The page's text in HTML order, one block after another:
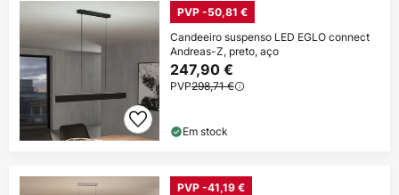
PVP -50,81 €
Candeeiro suspenso LED EGLO connect
Andreas-Z, preto, aço
247,90 €
PVP298,71 €
Em stock
PVP -41,19 €